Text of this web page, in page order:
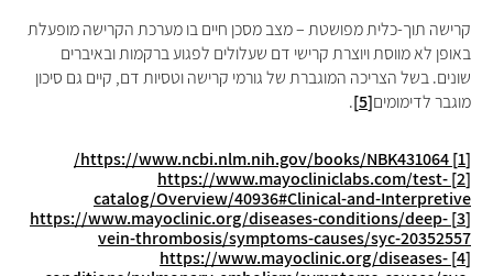
קרישה תוך-כלית מפושטת – מצב מסכן חיים בו מערכת הקרישה מופעלת
באופן לא מווסת ויוצרת קרישי דם שעלולים לפגוע ברקמות ובאיברים
שונים. בשל הצריכה המוגברת של גורמי קרישה וטסיות דם, קיים גם סיכון
מוגבר לדימומים[5]
.
[1]
https://www.ncbi.nlm.nih.gov/books/NBK431064/
[2]
https://www.mayocliniclabs.com/test-
catalog/Overview/40936#Clinical-and-Interpretive
[3]
https://www.mayoclinic.org/diseases-conditions/deep-
vein-thrombosis/symptoms-causes/syc-20352557
[4]
https://www.mayoclinic.org/diseases-